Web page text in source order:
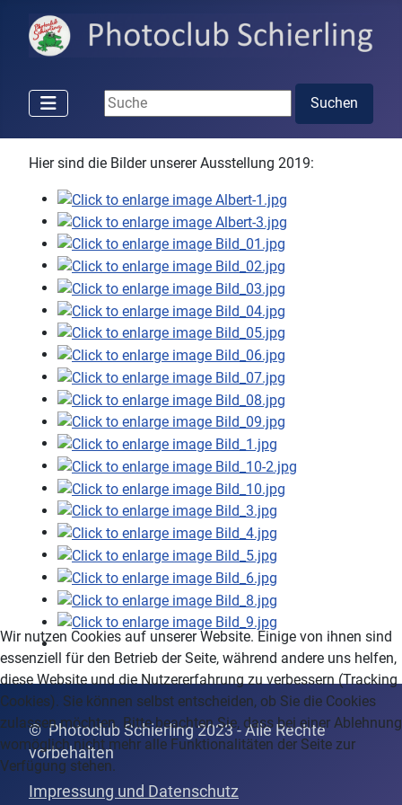
Suchen ...
Suchen
Hier sind die Bilder unserer Ausstellung 2019:
© Photoclub Schierling 2023 - Alle Rechte
vorbehalten
Impressung und Datenschutz
Wir nutzen Cookies auf unserer Website. Einige von ihnen sind
essenziell für den Betrieb der Seite, während andere uns helfen,
diese Website und die Nutzererfahrung zu verbessern (Tracking
Cookies). Sie können selbst entscheiden, ob Sie die Cookies
zulassen möchten. Bitte beachten Sie, dass bei einer Ablehnung
womöglich nicht mehr alle Funktionalitäten der Seite zur
Verfügung stehen.